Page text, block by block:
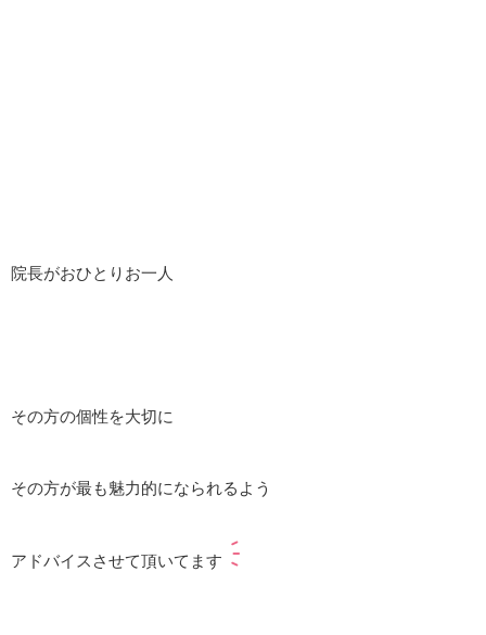
院長がおひとりお一人
その方の個性を大切に
その方が最も魅力的になられるよう
アドバイスさせて頂いてます